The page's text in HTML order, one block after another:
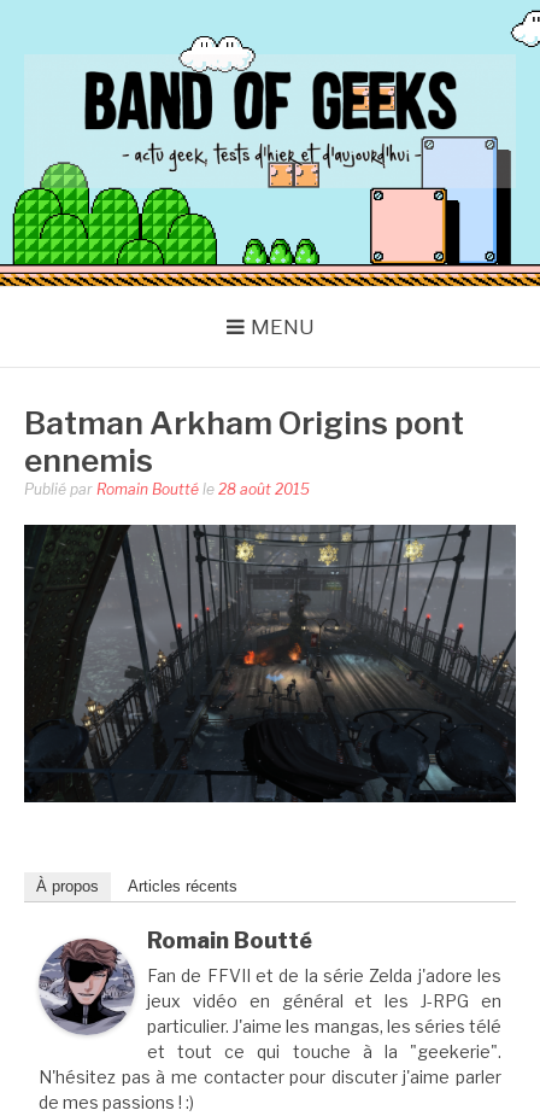
BAND OF GEEKS
Actu Geek d'hier et d'aujourd'hui
MENU
Batman Arkham Origins pont
ennemis
Publié par Romain Boutté le 28 août 2015
À propos Articles récents
Romain Boutté
Fan de FFVII et de la série Zelda j'adore les
jeux vidéo en général et les J-RPG en
particulier. J'aime les mangas, les séries télé
et tout ce qui touche à la "geekerie".
N'hésitez pas à me contacter pour discuter j'aime parler
de mes passions ! :)